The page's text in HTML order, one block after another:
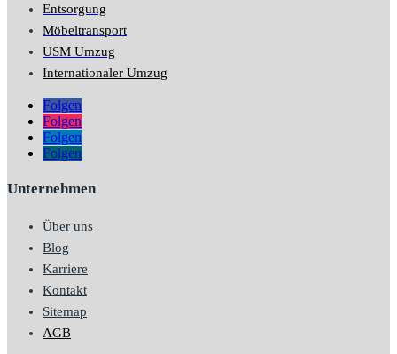
Entsorgung
Möbeltransport
USM Umzug
Internationaler Umzug
Folgen
Folgen
Folgen
Folgen
Unternehmen
Über uns
Blog
Karriere
Kontakt
Sitemap
AGB